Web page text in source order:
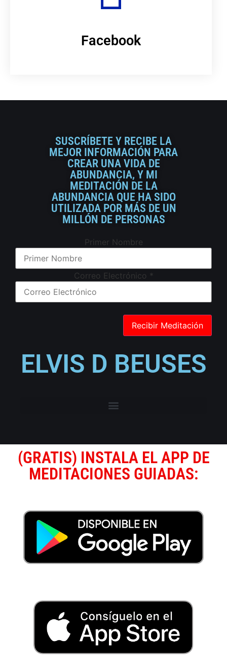
Facebook
SUSCRÍBETE Y RECIBE LA
MEJOR INFORMACIÓN PARA
CREAR UNA VIDA DE
ABUNDANCIA, Y MI
MEDITACIÓN DE LA
ABUNDANCIA QUE HA SIDO
UTILIZADA POR MÁS DE UN
MILLÓN DE PERSONAS
Primer Nombre
Correo Electrónico *
ELVIS D BEUSES
(GRATIS) INSTALA EL APP DE
MEDITACIONES GUIADAS: